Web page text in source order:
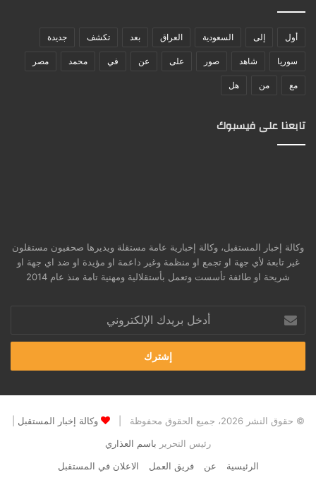
أول إلى السعودية العراق بعد تكشف جديدة
سوريا شاهد صور على عن في محمد مصر
مع من هل
تابعنا على فيسبوك
وكالة إخبار المستقبل، وكالة إخبارية عامة مستقلة ويديرها صحفيون مستقلون
غير تابعة لأي جهة او تجمع او منظمة وغير داعمة او مؤيدة او ضد اي جهة او
شريحة او طائفة تأسست وتعمل بأستقلالية ومهنية تامة منذ عام 2014
بريدك
الإلكتروني
© حقوق النشر 2026، جميع الحقوق محفوظة | وكالة إخبار المستقبل
رئيس التحرير باسم العذاري
الرئيسية
عن فريق العمل الاعلان في المستقبل